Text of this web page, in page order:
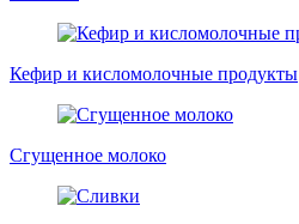
Кефир и кисломолочные продукты
Сгущенное молоко